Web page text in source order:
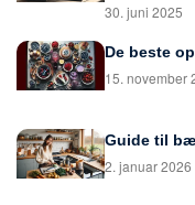
30. juni 2025
De beste
15. november
Guide til
2. januar 2026